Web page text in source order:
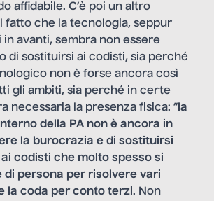
affidabile. C’è poi un altro
fatto che la tecnologia, seppur
in avanti, sembra non essere
di sostituirsi ai codisti, sia perché
non è forse ancora così
gli ambiti, sia perché in certe
necessaria la presenza fisica: “ la
della PA non è ancora in
la burocrazia e di sostituirsi
codisti che molto spesso si
di persona per risolvere vari
la coda per conto terzi. Non